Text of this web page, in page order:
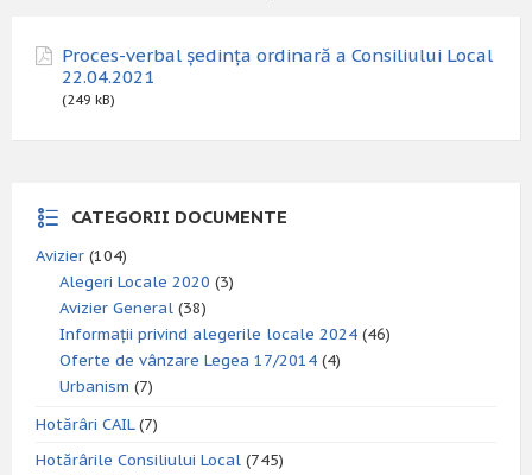
Proces-verbal ședința ordinară a Consiliului Local
22.04.2021
(249 kB)
CATEGORII DOCUMENTE
Avizier (104)
Alegeri Locale 2020 (3)
Avizier General (38)
Informații privind alegerile locale 2024 (46)
Oferte de vânzare Legea 17/2014 (4)
Urbanism (7)
Hotărâri CAIL(7)
Hotărârile Consiliului Local (745)